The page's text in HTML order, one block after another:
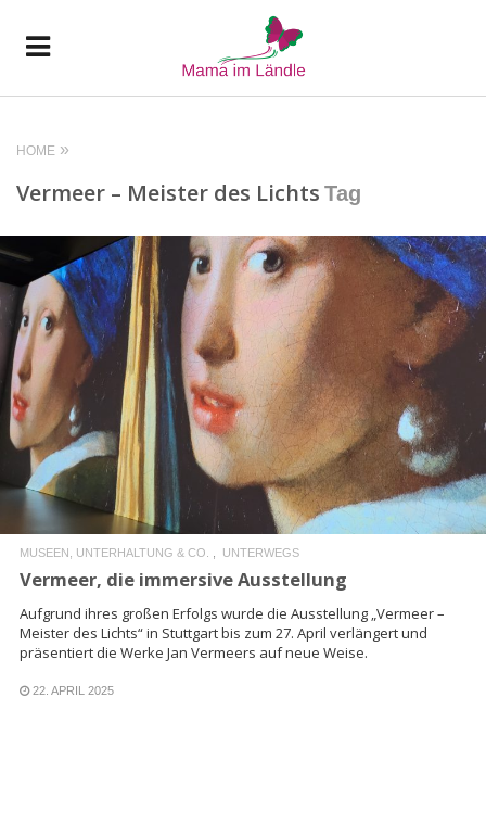
HOME
Vermeer – Meister des Lichts Tag
READ MORE
MUSEEN, UNTERHALTUNG & CO. UNTERWEGS
Vermeer, die immersive Ausstellung
Aufgrund ihres großen Erfolgs wurde die Ausstellung „Vermeer –
Meister des Lichts“ in Stuttgart bis zum 27. April verlängert und
präsentiert die Werke Jan Vermeers auf neue Weise.
22. APRIL 2025